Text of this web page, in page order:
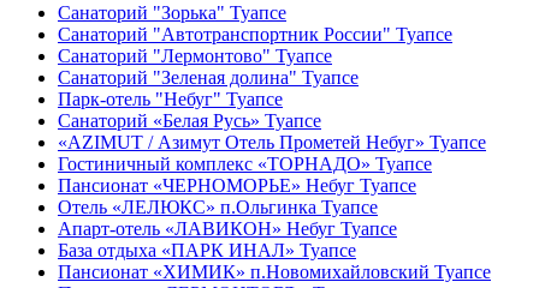
Санаторий "Зорька" Туапсе
Санаторий "Автотранспортник России" Туапсе
Санаторий "Лермонтово" Туапсе
Санаторий "Зеленая долина" Туапсе
Парк-отель "Небуг" Туапсе
Санаторий «Белая Русь» Туапсе
«AZIMUT / Азимут Отель Прометей Небуг» Туапсе
Гостиничный комплекс «ТОРНАДО» Туапсе
Пансионат «ЧЕРНОМОРЬЕ» Небуг Туапсе
Отель «ЛЕЛЮКС» п.Ольгинка Туапсе
Апарт-отель «ЛАВИКОН» Небуг Туапсе
База отдыха «ПАРК ИНАЛ» Туапсе
Пансионат «ХИМИК» п.Новомихайловский Туапсе